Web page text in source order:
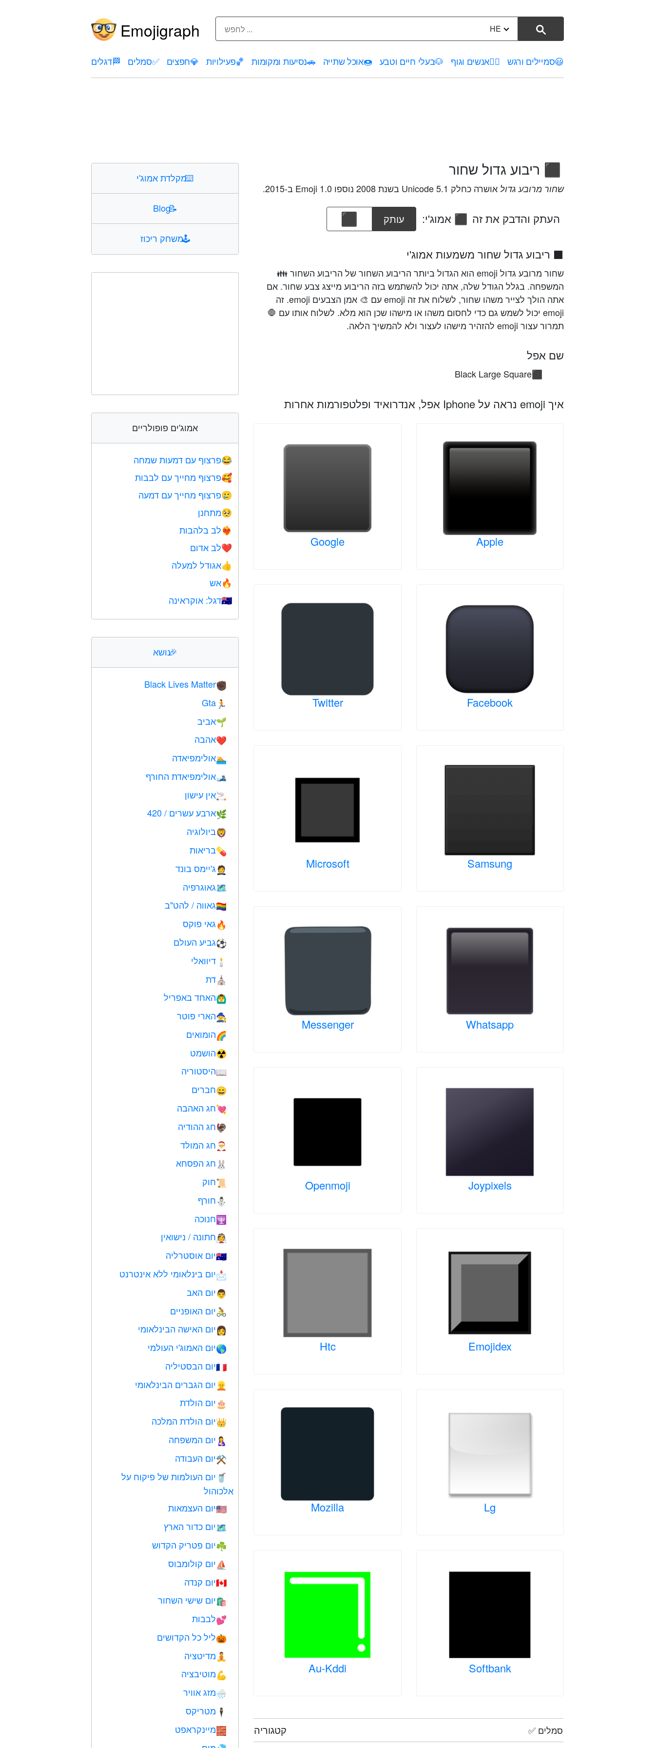
Emojigraph HE
😃סמיילים ורגש 🤦‍♀️אנשים וגוף 🐶בעלי חיים וטבע 🍩אוכל שתייה 🚗נסיעות ומקומות 🏀פעילויות 💎חפצים ✅סמלים 🏁דגלים
⬛ ריבוע גדול שחור
שחור מרובע גדול אושרה כחלק Unicode 5.1 בשנת 2008 נוספו Emoji 1.0 ב-2015.
העתק והדבק את זה ⬛ אמוג'י: עותק
⬛ ריבוע גדול שחור משמעות אמוג'י
שחור מרובע גדול emoji הוא הגדול ביותר הריבוע השחור של הריבוע השחור 👪
המשפחה. בגלל הגודל שלה, אתה יכול להשתמש בזה הריבוע מייצג צבע שחור. אם
אתה הולך לצייר משהו שחור, לשלוח את זה emoji עם 🎨 אמן הצבעים emoji. זה
emoji יכול לשמש גם כדי לחסום משהו או מישהו שכן הוא מלא. לשלוח אותו עם 🛑
תמרור עצור emoji להזהיר מישהו לעצור ולא להמשיך הלאה.
שם אפל
⬛
Black Large Square
איך emoji נראה על Iphone אפל, אנדרואיד ופלטפורמות אחרות
Apple
Google
Facebook
Twitter
Samsung
Microsoft
Whatsapp
Messenger
Joypixels
Openmoji
Emojidex
Htc
Lg
Mozilla
Softbank
Au-Kddi
קטגוריה ✅ סמלים
⌨️מקלדת אמוג'י
📝
Blog
🕹️משחק ריכוז
אמוג'ים פופולריים
😂פרצוף עם דמעות שמחה
🥰פרצוף מחייך עם לבבות
🥲פרצוף מחייך עם דמעה
🥺מתחנן
❤️‍🔥לב בלהבות
❤️לב אדום
👍אגודל למעלה
🔥אש
🇺🇦דגל: אוקראינה
🎉נושא
✊🏿
Black Lives Matter
🏃
Gta
🌱אביב
❤️️אהבה
🏊אולימפיאדה
🎿אולימפיאדת החורף
🚬אין עישון
🌿ארבע עשרים / 420
🦁ביולוגיה
💊בריאות
🤵 ג'יימס בונד
🗺גאוגרפיה
🏳️‍🌈גאווה / להט"ב
🔥גאי פוקס
⚽גביע העולם
🕯 דיוואלי
⛪️דת
🙆‍♂️האחד באפריל
🧙הארי פוטר
🌈הומואים
☢️הושמט
📖היסטוריה
😄חברים
💘חג האהבה
🦃חג ההודיה
🎅 חג המולד
🐰 חג הפסחא
📜חוק
⛄חורף
🕎חנוכה
👰חתונה / נישואין
🇦🇺יום אוסטרליה
📩יום בינלאומי ללא אינטרנט
👨יום האב
🚴יום האופניים
👩יום האישה הבינלאומי
🌎יום האמוג'י העולמי
🇫🇷יום הבסטיליה
👱 יום הגברים הבינלאומי
🎂יום הולדת
👑יום הולדת המלכה
🤱 יום המשפחה
⚒️יום העבודה
🥤 יום העולמות של פיקוח על
אלכוהול
🇺🇸יום העצמאות
🗺️יום כדור הארץ
☘️יום פטריק הקדוש
⛵️יום קולומבוס
🇨🇦יום קנדה
🛍יום שישי השחור
💕לבבות
🎃ליל כל הקדושים
🧘מדיטציה
💪מוטיבציה
🌧מזג אוויר
🕴️ מטריקס
🧱מיינקראפט